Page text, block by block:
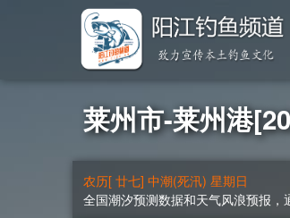
莱州市-莱州港
农历[ 廿七] 中潮(死汛) 星期日
全国潮汐预测数据和天气风浪预报